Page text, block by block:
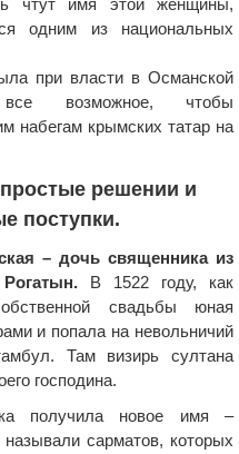
чтут имя этой женщины,
одним из национальных
при власти в Османской
возможное, чтобы
набегам крымских татар на
решении и
поступки.
– дочь священника из
В 1522 году, как
свадьбы юная
и попала на невольничий
Там визирь султана
господина.
получила новое имя –
сарматов, которых